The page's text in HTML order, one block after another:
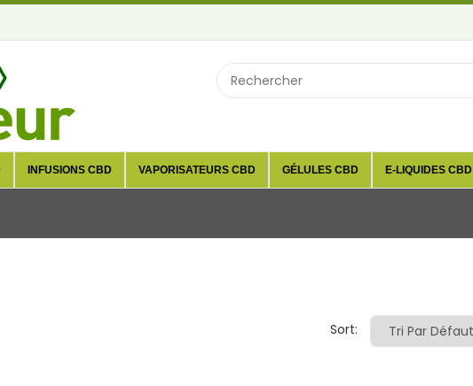
INFUSIONS CBD VAPORISATEURS CBD GÉLULES CBD E-LIQUIDES CBD
Sort: